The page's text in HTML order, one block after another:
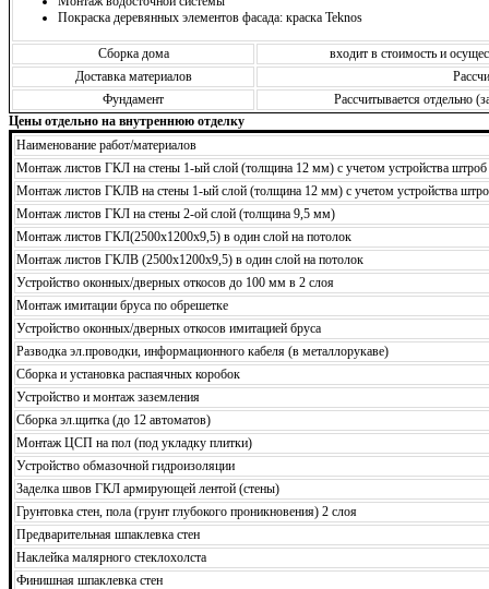
Покраска деревянных элементов фасада: краска Teknos
Сборка дома
входит в стоимость и
Доставка материалов
Фундамент
Рассчитывается отдельно
Цены отдельно на внутреннюю отделку
Наименование работ/материалов
Монтаж листов ГКЛ на стены 1-ый слой (толщина 12 мм) с учетом устройства штроб
Монтаж листов ГКЛВ на стены 1-ый слой (толщина 12 мм) с учетом устройства
Монтаж листов ГКЛ на стены 2-ой слой (толщина 9,5 мм)
Монтаж листов ГКЛ(2500х1200х9,5) в один слой на потолок
Монтаж листов ГКЛВ (2500х1200х9,5) в один слой на потолок
Устройство оконных/дверных откосов до 100 мм в 2 слоя
Монтаж имитации бруса по обрешетке
Устройство оконных/дверных откосов имитацией бруса
Разводка эл.проводки, информационного кабеля (в металлорукаве)
Сборка и установка распаячных коробок
Устройство и монтаж заземления
Сборка эл.щитка (до 12 автоматов)
Монтаж ЦСП на пол (под укладку плитки)
Устройство обмазочной гидроизоляции
Заделка швов ГКЛ армирующей лентой (стены)
Грунтовка стен, пола (грунт глубокого проникновения) 2 слоя
Предварительная шпаклевка стен
Наклейка малярного стеклохолста
Финишная шпаклевка стен